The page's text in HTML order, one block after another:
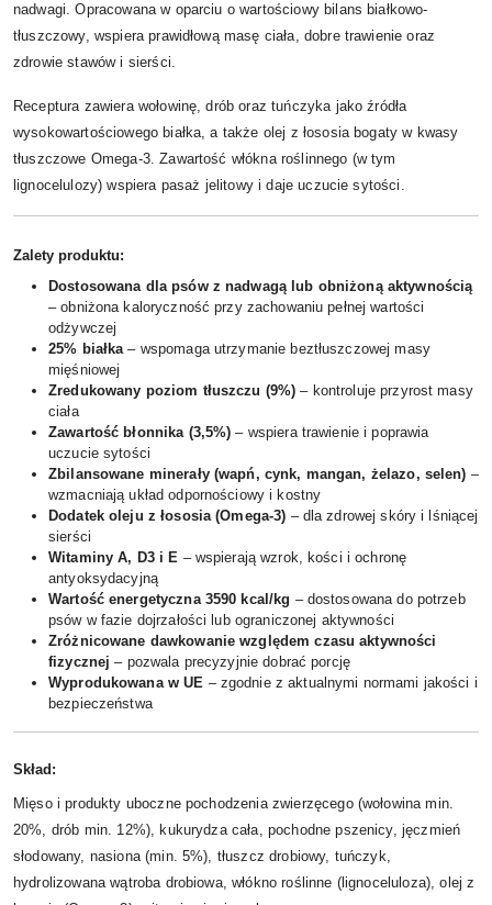
nadwagi. Opracowana w oparciu o wartościowy bilans białkowo-
tłuszczowy, wspiera prawidłową masę ciała, dobre trawienie oraz
zdrowie stawów i sierści.
Receptura zawiera wołowinę, drób oraz tuńczyka jako źródła
wysokowartościowego białka, a także olej z łososia bogaty w kwasy
tłuszczowe Omega-3. Zawartość włókna roślinnego (w tym
lignocelulozy) wspiera pasaż jelitowy i daje uczucie sytości.
Zalety produktu:
Dostosowana dla psów z nadwagą lub obniżoną aktywnością
– obniżona kaloryczność przy zachowaniu pełnej wartości
odżywczej
25% białka– wspomaga utrzymanie beztłuszczowej masy
mięśniowej
Zredukowany poziom tłuszczu (9%) – kontroluje przyrost masy
ciała
Zawartość błonnika (3,5%) – wspiera trawienie i poprawia
uczucie sytości
Zbilansowane minerały (wapń, cynk, mangan, żelazo, selen) –
wzmacniają układ odpornościowy i kostny
Dodatek oleju z łososia (Omega-3) – dla zdrowej skóry i lśniącej
sierści
Witaminy A, D3 i E – wspierają wzrok, kości i ochronę
antyoksydacyjną
Wartość energetyczna 3590 kcal/kg – dostosowana do potrzeb
psów w fazie dojrzałości lub ograniczonej aktywności
Zróżnicowane dawkowanie względem czasu aktywności
fizycznej – pozwala precyzyjnie dobrać porcję
Wyprodukowana w UE – zgodnie z aktualnymi normami jakości i
bezpieczeństwa
Skład:
Mięso i produkty uboczne pochodzenia zwierzęcego (wołowina min.
20%, drób min. 12%), kukurydza cała, pochodne pszenicy, jęczmień
słodowany, nasiona (min. 5%), tłuszcz drobiowy, tuńczyk,
hydrolizowana wątroba drobiowa, włókno roślinne (lignoceluloza), olej z